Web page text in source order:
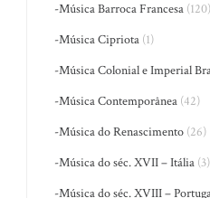
-Música Barroca Francesa (120)
-Música Cipriota (1)
-Música Colonial e Imperial
-Música Contemporânea (42)
-Música do Renascimento (26)
-Música do séc. XVII – Itália (3)
-Música do séc. XVIII –